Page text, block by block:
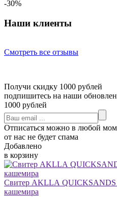
-30%
Наши клиенты
Смотреть все отзывы
Получи скидку 1000 рублей
подпишитесь на наши
1000 рублей
Отписаться можно в любой
от нас не будет спама
Добавлено
в корзину
Свитер AKLLA QUICKSANDS
кашемира